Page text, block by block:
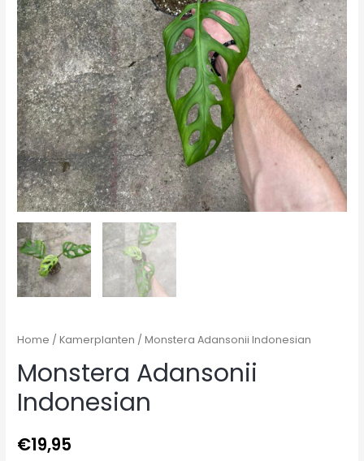
Home /Kamerplanten / Monstera Adansonii Indonesian
Monstera Adansonii
Indonesian
€19,95